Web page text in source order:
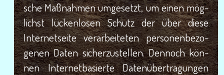
sche Maß­nah­men umge­setzt, um einen mög­
lichst lücken­lo­sen Schutz der über die­se
Inter­net­sei­te ver­ar­bei­te­ten per­so­nen­be­zo­
ge­nen Daten sicher­zu­stel­len. Den­noch kön­
nen Inter­net­ba­sier­te Daten­über­tra­gun­gen